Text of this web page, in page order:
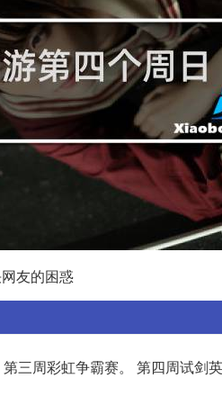
友的困惑
三周彩虹争霸赛。 第四周试剑